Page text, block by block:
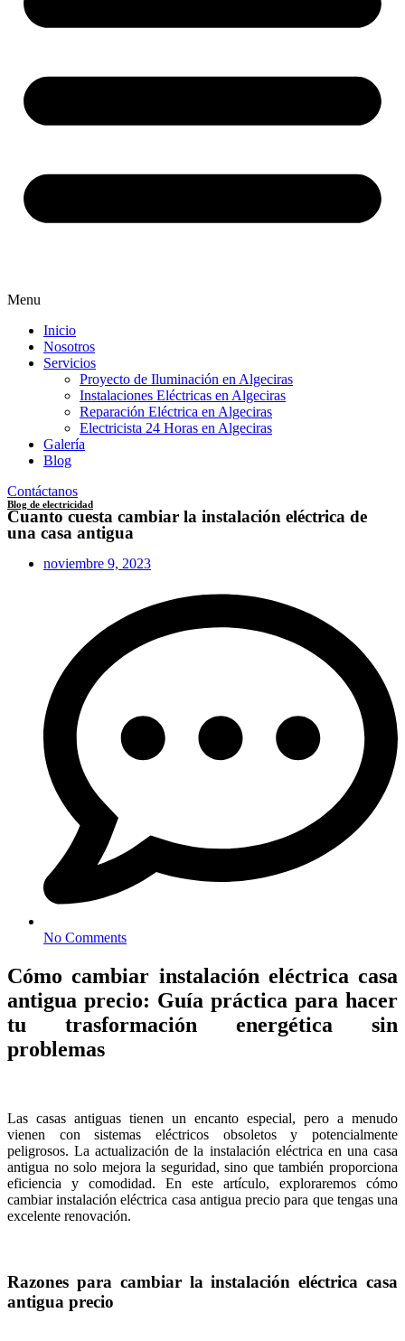
Menu
Inicio
Nosotros
Servicios
Proyecto de Iluminación en Algeciras
Instalaciones Eléctricas en Algeciras
Reparación Eléctrica en Algeciras
Electricista 24 Horas en Algeciras
Galería
Blog
Contáctanos
Blog de electricidad
Cuanto cuesta cambiar la instalación eléctrica de
una casa antigua
noviembre 9, 2023
No Comments
Cómo cambiar instalación eléctrica casa
antigua precio: Guía práctica para hacer
tu trasformación energética sin
problemas
Las casas antiguas tienen un encanto especial, pero a menudo
vienen con sistemas eléctricos obsoletos y potencialmente
peligrosos. La actualización de la instalación eléctrica en una casa
antigua no solo mejora la seguridad, sino que también proporciona
eficiencia y comodidad. En este artículo, exploraremos cómo
cambiar instalación eléctrica casa antigua precio para que tengas una
excelente renovación.
Razones para cambiar la instalación eléctrica casa
antigua precio